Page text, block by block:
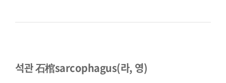
석관 石棺sarcophagus(라, 영)